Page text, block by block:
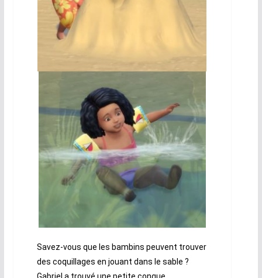
Savez-vous que les bambins peuvent trouver
des coquillages en jouant dans le sable ?
Gabriel a trouvé une petite conque.